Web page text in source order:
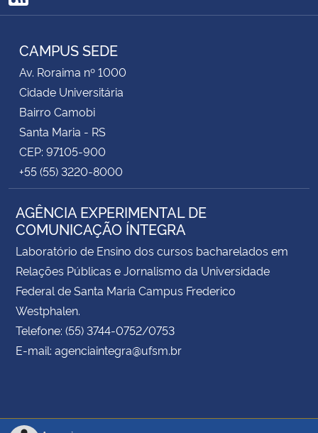
RSS
CAMPUS SEDE
Av. Roraima nº 1000
Cidade Universitária
Bairro Camobi
Santa Maria - RS
CEP: 97105-900
+55 (55) 3220-8000
AGÊNCIA EXPERIMENTAL DE
COMUNICAÇÃO ÍNTEGRA
Laboratório de Ensino dos cursos bacharelados em
Relações Públicas e Jornalismo da Universidade
Federal de Santa Maria Campus Frederico
Westphalen.
Telefone: (55) 3744-0752/0753
E-mail: agenciaintegra@ufsm.br